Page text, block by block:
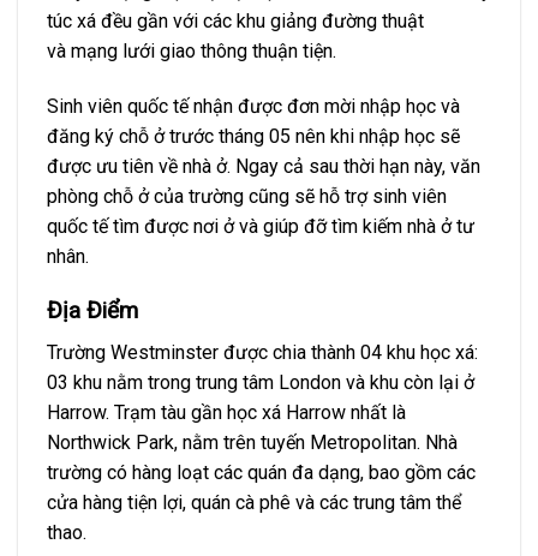
túc xá đều gần với các khu giảng đường thuật
và mạng lưới giao thông thuận tiện.
Sinh viên quốc tế nhận được đơn mời nhập học và
đăng ký chỗ ở trước tháng 05 nên khi nhập học sẽ
được ưu tiên về nhà ở. Ngay cả sau thời hạn này, văn
phòng chỗ ở của trường cũng sẽ hỗ trợ sinh viên
quốc tế tìm được nơi ở và giúp đỡ tìm kiếm nhà ở tư
nhân.
Địa Điểm
Trường Westminster được chia thành 04 khu học xá:
03 khu nằm trong trung tâm London và khu còn lại ở
Harrow. Trạm tàu gần học xá Harrow nhất là
Northwick Park, nằm trên tuyến Metropolitan. Nhà
trường có hàng loạt các quán đa dạng, bao gồm các
cửa hàng tiện lợi, quán cà phê và các trung tâm thể
thao.